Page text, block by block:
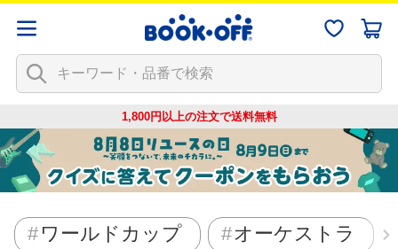
1,800円以上の注文で送料無料
ワールドカップ オーケストラ